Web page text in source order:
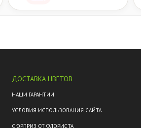
ДОСТАВКА ЦВЕТОВ
НАШИ ГАРАНТИИ
УСЛОВИЯ ИСПОЛЬЗОВАНИЯ САЙТА
СЮРПРИЗ ОТ ФЛОРИСТА